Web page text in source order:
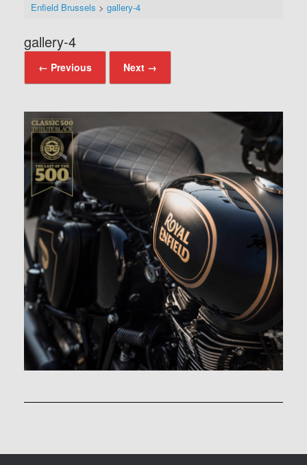
Enfield Brussels > gallery-4
gallery-4
← Previous Next →